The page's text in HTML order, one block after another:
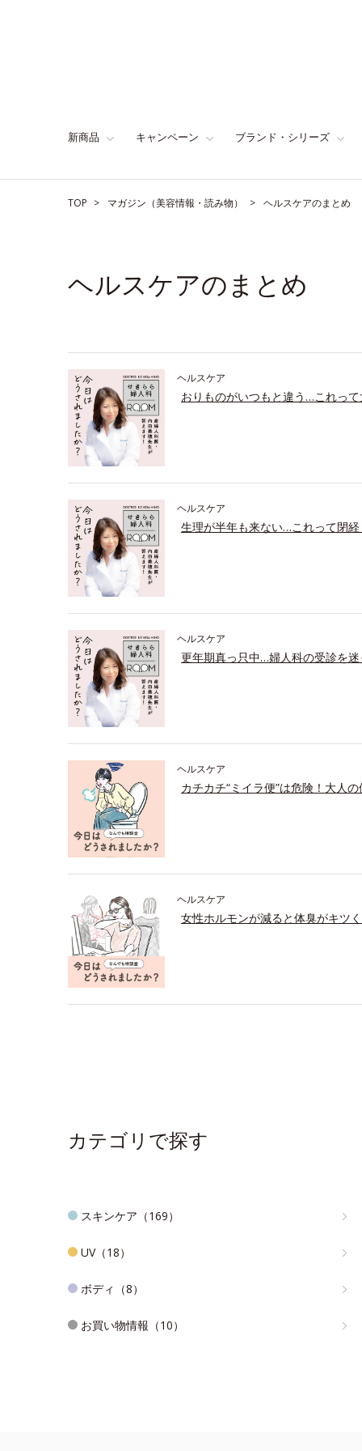
新商品 キャンペーン ブランド・シリーズ
TOP マガジン（美容情報・読み物） ヘルスケアのまとめ
ヘルスケアのまとめ
ヘルスケア
おりものがいつもと違う…これっ
ヘルスケア
生理が半年も来ない…これって閉経
ヘルスケア
更年期真っ只中…婦人科の受診を
ヘルスケア
カチカチ“ミイラ便”は危険！大人
ヘルスケア
女性ホルモンが減ると体臭がキツ
カテゴリで探す
スキンケア（169）
UV（18）
ボディ（8）
お買い物情報（10）